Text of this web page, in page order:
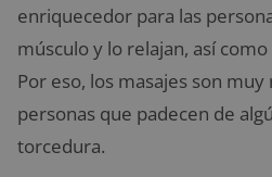
enriquecedor para las
músculo y lo relajan, así
Por eso, los masajes son
personas que padecen de
torcedura.